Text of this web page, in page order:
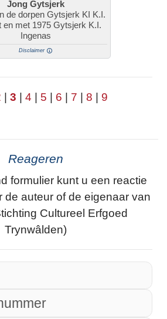
Jong Gytsjerk
de dorpen Gytsjerk KI K.I.
en met 1975 Gytsjerk K.I.
Ingenas
Disclaimer
| 3 | 4 | 5 | 6 | 7 | 8 | 9
Reageren
formulier kunt u een reactie
de auteur of de eigenaar van
Cultureel Erfgoed
Trynwâlden)